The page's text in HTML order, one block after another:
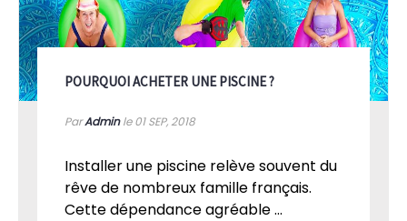
POURQUOI ACHETER UNE PISCINE ?
ParAdminle 01SEP, 2018
Installer une piscine relève souvent du
rêve de nombreux famille français.
Cette dépendance agréable ...